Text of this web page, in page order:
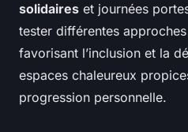
solidaires et journées
tester différentes
favorisant l’inclusion et la
espaces chaleureux
progression personnelle.